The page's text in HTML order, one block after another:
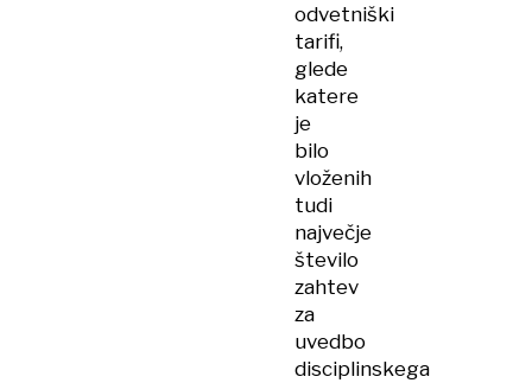
odvetniški
tarifi,
glede
katere
je
bilo
vloženih
tudi
največje
število
zahtev
za
uvedbo
disciplinskega